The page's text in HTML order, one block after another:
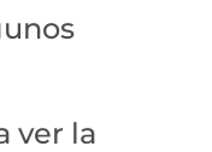
ver la